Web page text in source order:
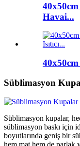
Havai...
Süblimasyon
Süblimasyon kupalar,
süblimasyon baskı için
boyutlarında geniş bir
hem mat hem de parlak